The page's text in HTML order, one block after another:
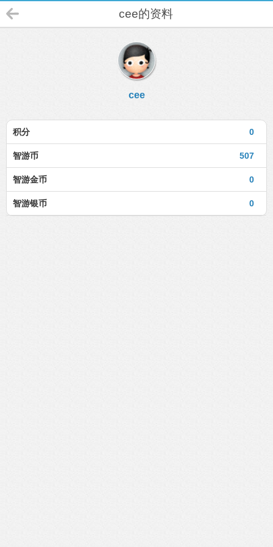
cee的资料
cee
0
积分
507
智游币
0
智游金币
0
智游银币